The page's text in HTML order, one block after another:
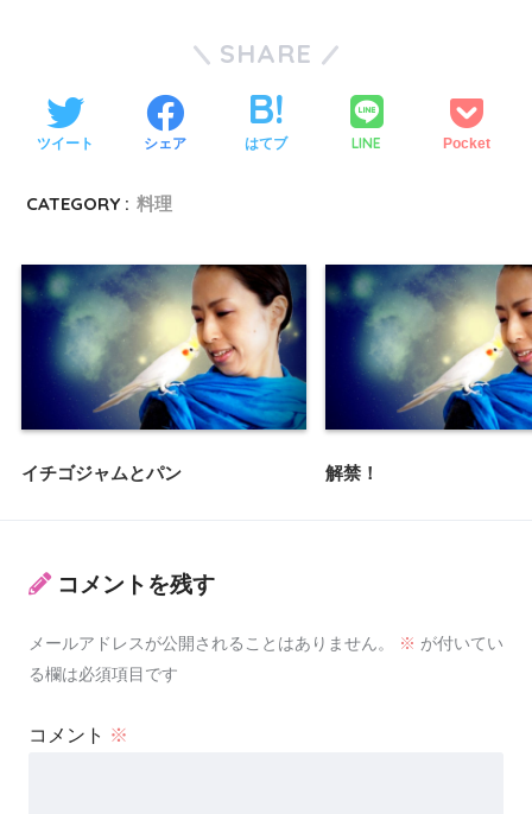
SHARE
ツイート シェア はてブ LINE Pocket
CATEGORY : 料理
イチゴジャムとパン 解禁！
コメントを残す
メールアドレスが公開されることはありません。 ※ が付いてい
る欄は必須項目です
コメント ※